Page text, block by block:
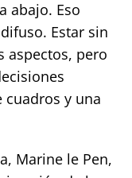
abajo. Eso
Estar sin
aspectos, pero
cuadros y una
Marine le Pen,